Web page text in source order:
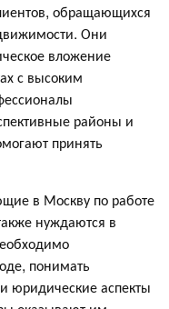
обращающихся
Они
вложение
с высоким
районы и
принять
в Москву по работе
нуждаются в
понимать
юридические аспекты